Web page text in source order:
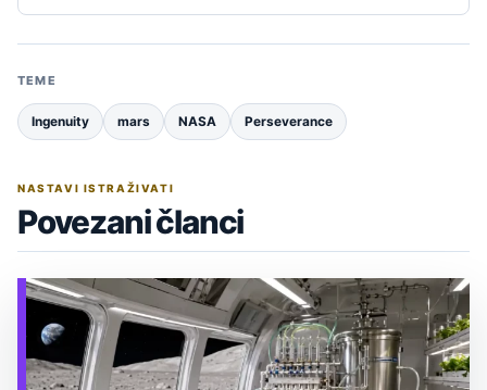
TEME
Ingenuity mars NASA Perseverance
NASTAVI ISTRAŽIVATI
Povezani članci